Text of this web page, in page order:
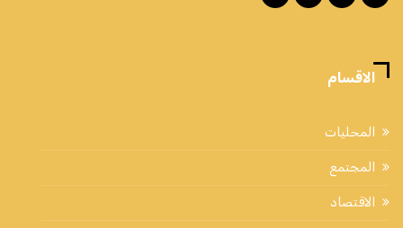
الاقسام
المحليات
المجتمع
الاقتصاد